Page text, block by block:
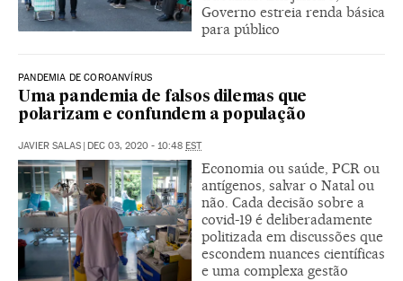
Governo estreia renda básica
para público
PANDEMIA DE COROANVÍRUS
Uma pandemia de falsos dilemas que
polarizam e confundem a população
JAVIER SALAS | DEC 03, 2020 - 10:48 EST
Economia ou saúde, PCR ou
antígenos, salvar o Natal ou
não. Cada decisão sobre a
covid-19 é deliberadamente
politizada em discussões que
escondem nuances científicas
e uma complexa gestão